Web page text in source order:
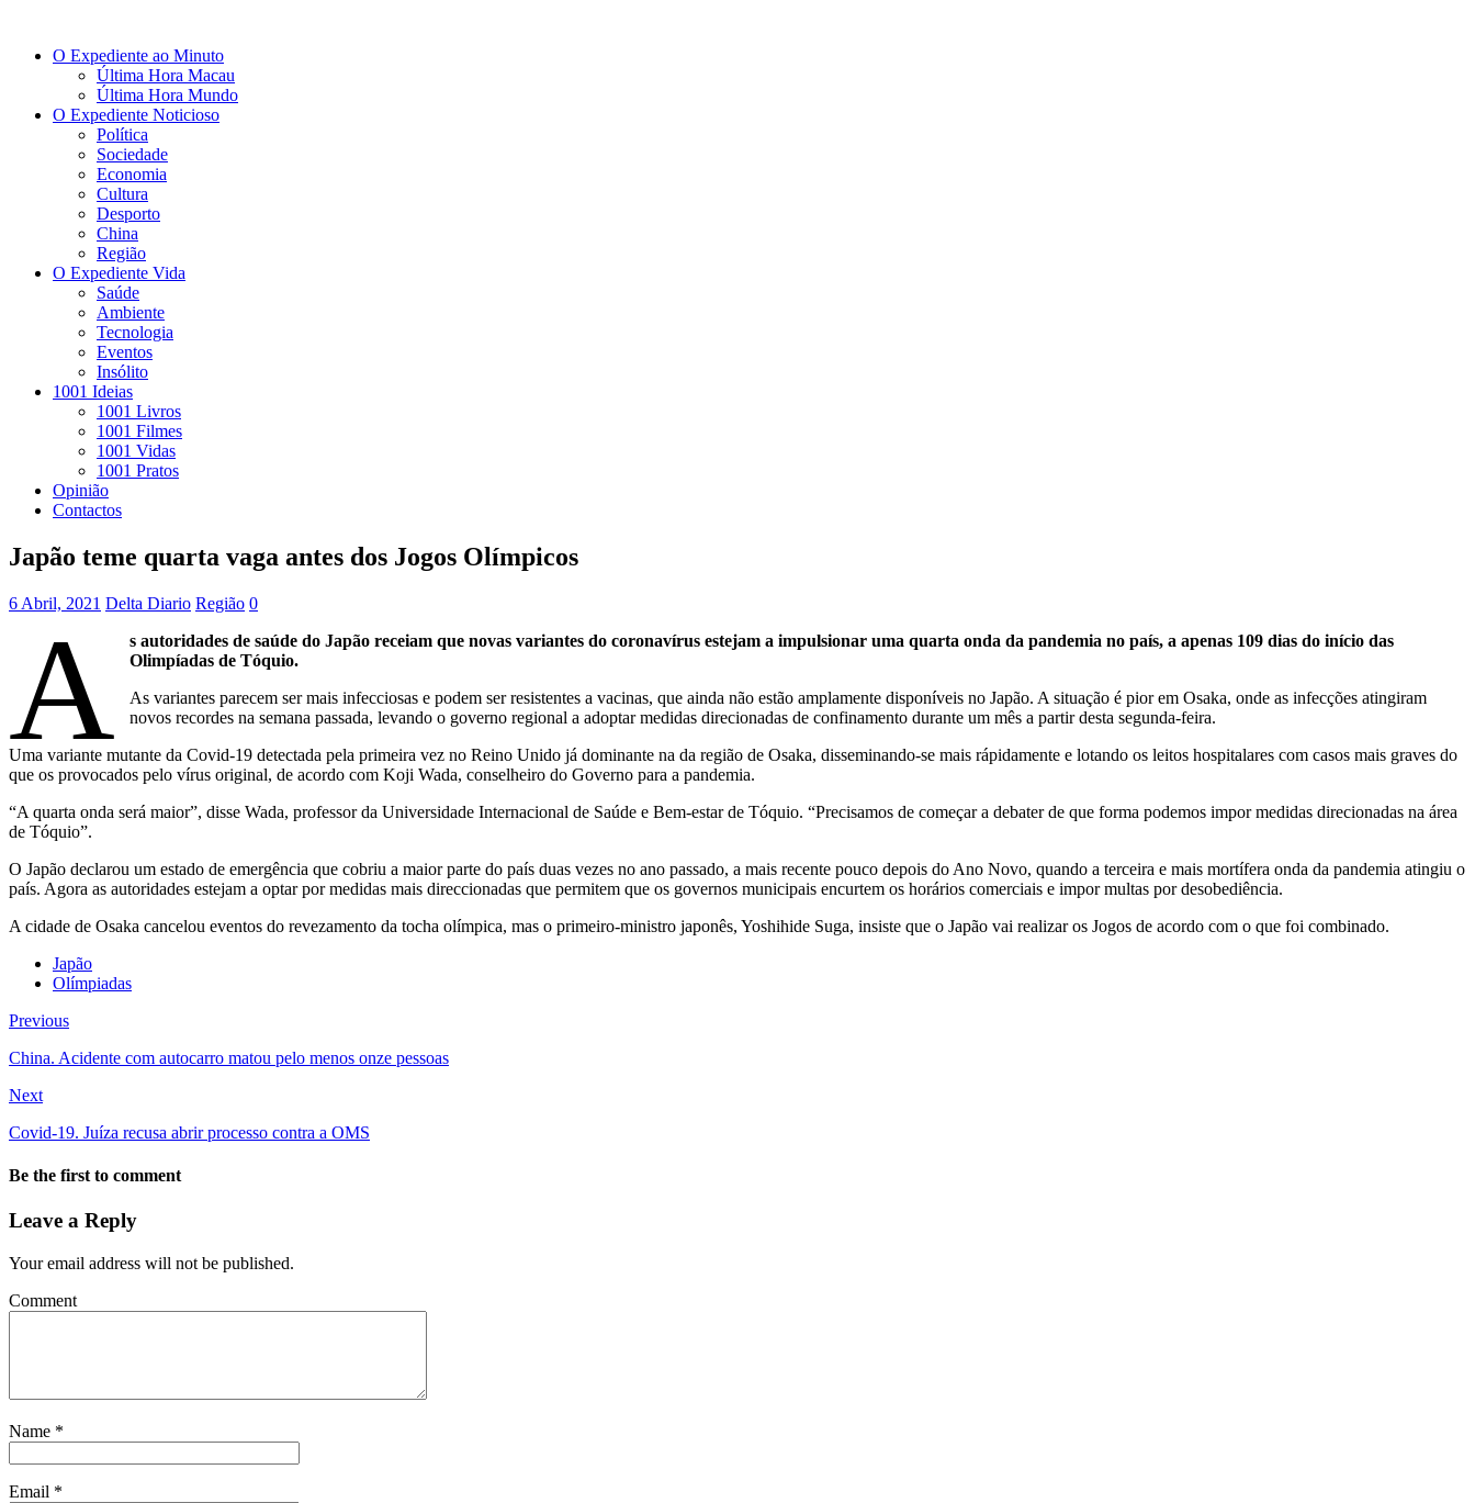
O Expediente ao Minuto
Última Hora Macau
Última Hora Mundo
O Expediente Noticioso
Política
Sociedade
Economia
Cultura
Desporto
China
Região
O Expediente Vida
Saúde
Ambiente
Tecnologia
Eventos
Insólito
1001 Ideias
1001 Livros
1001 Filmes
1001 Vidas
1001 Pratos
Opinião
Contactos
Japão teme quarta vaga antes dos Jogos Olímpicos
6 Abril, 2021 Delta Diario Região 0
A
s autoridades de saúde do Japão receiam que novas variantes do coronavírus estejam a impulsionar uma quarta onda da pandemia no país, a apenas 109 dias do início das
Olimpíadas de Tóquio.
As variantes parecem ser mais infecciosas e podem ser resistentes a vacinas, que ainda não estão amplamente disponíveis no Japão. A situação é pior em Osaka, onde as infecções atingiram
novos recordes na semana passada, levando o governo regional a adoptar medidas direcionadas de confinamento durante um mês a partir desta segunda-feira.
Uma variante mutante da Covid-19 detectada pela primeira vez no Reino Unido já dominante na da região de Osaka, disseminando-se mais rápidamente e lotando os leitos hospitalares com casos mais graves do
que os provocados pelo vírus original, de acordo com Koji Wada, conselheiro do Governo para a pandemia.
“A quarta onda será maior”, disse Wada, professor da Universidade Internacional de Saúde e Bem-estar de Tóquio. “Precisamos de começar a debater de que forma podemos impor medidas direcionadas na área
de Tóquio”.
O Japão declarou um estado de emergência que cobriu a maior parte do país duas vezes no ano passado, a mais recente pouco depois do Ano Novo, quando a terceira e mais mortífera onda da pandemia atingiu o
país. Agora as autoridades estejam a optar por medidas mais direccionadas que permitem que os governos municipais encurtem os horários comerciais e impor multas por desobediência.
A cidade de Osaka cancelou eventos do revezamento da tocha olímpica, mas o primeiro-ministro japonês, Yoshihide Suga, insiste que o Japão vai realizar os Jogos de acordo com o que foi combinado.
Japão
Olímpiadas
Previous
China. Acidente com autocarro matou pelo menos onze pessoas
Next
Covid-19. Juíza recusa abrir processo contra a OMS
Be the first to comment
Leave a Reply
Your email address will not be published.
Comment
Name *
Email *